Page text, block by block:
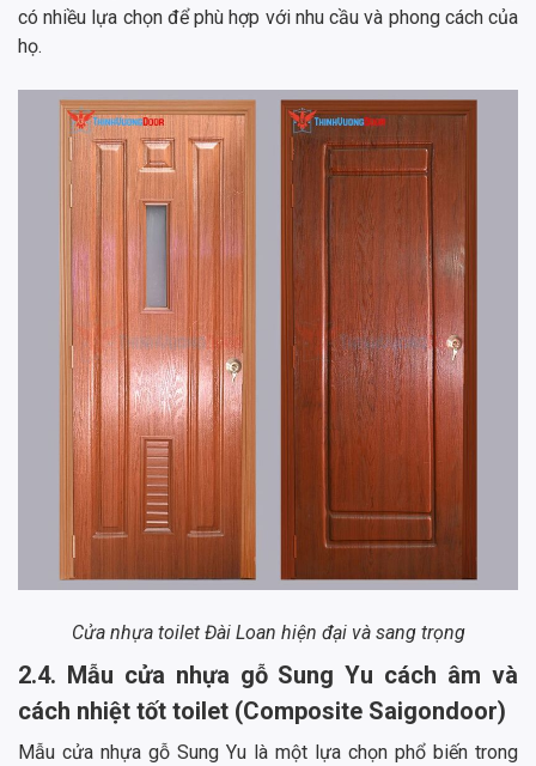
có nhiều lựa chọn để phù hợp với nhu cầu và phong cách của
họ.
Cửa nhựa toilet Đài Loan hiện đại và sang trọng
2.4. Mẫu cửa nhựa gỗ Sung Yu cách âm và
cách nhiệt tốt toilet (Composite Saigondoor)
Mẫu cửa nhựa gỗ Sung Yu là một lựa chọn phổ biến trong